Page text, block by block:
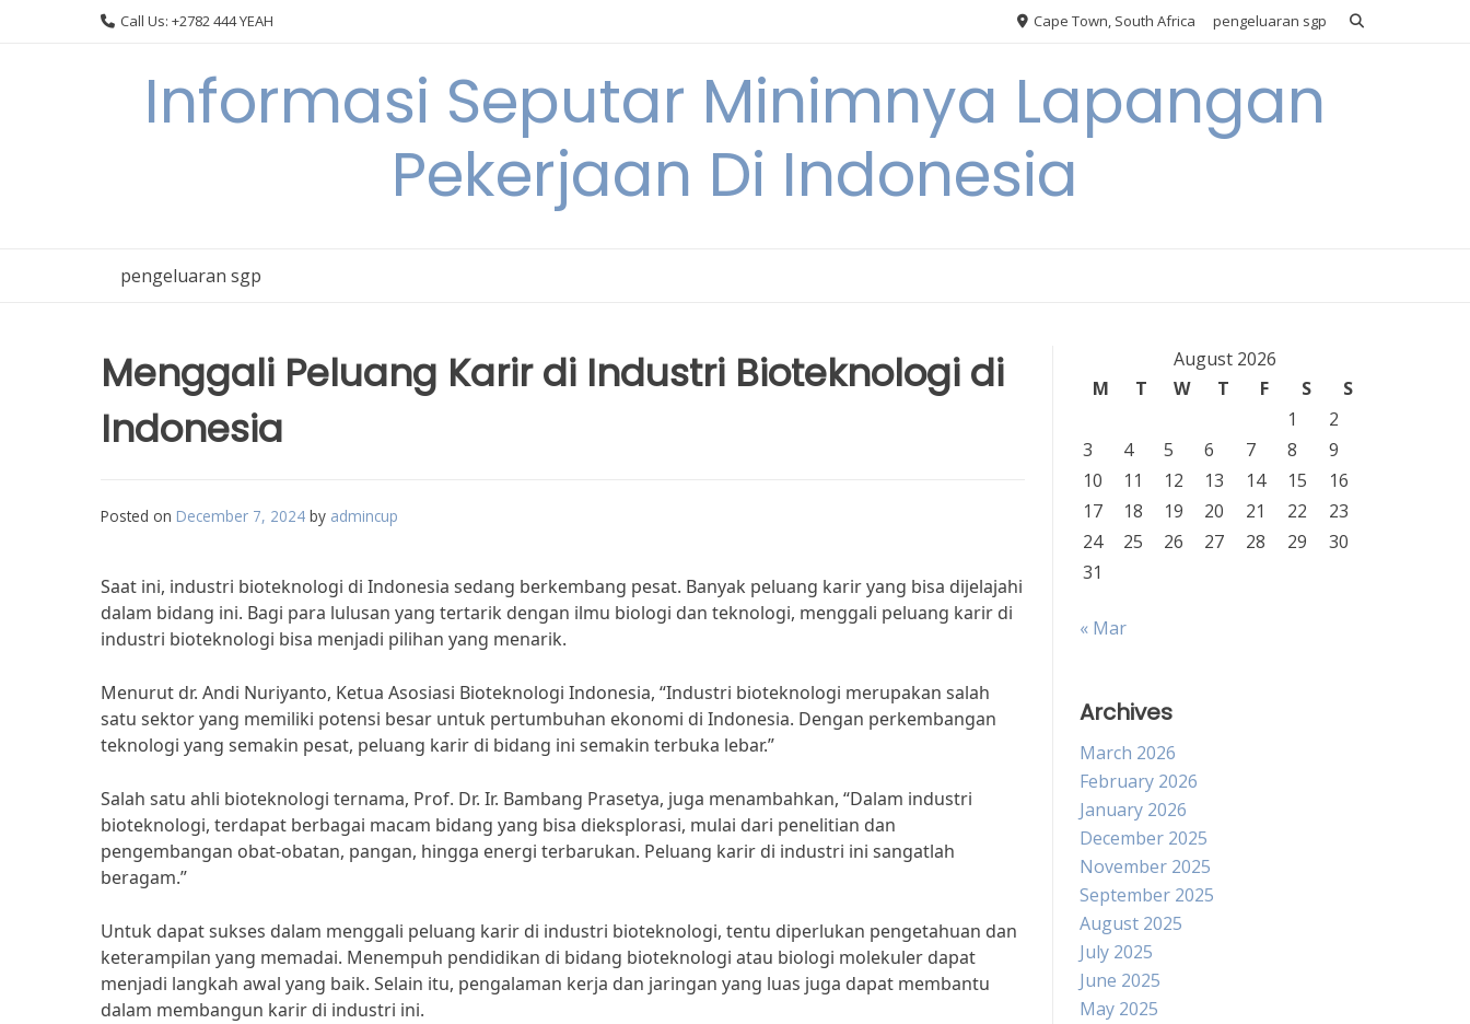
Call Us: +2782 444 YEAH Cape Town, South Africa pengeluaran sgp
Informasi Seputar Minimnya Lapangan
Pekerjaan Di Indonesia
pengeluaran sgp
Menggali Peluang Karir di Industri Bioteknologi di
Indonesia
Posted on December 7, 2024 by admincup
Saat ini, industri bioteknologi di Indonesia sedang berkembang pesat. Banyak peluang karir yang bisa dijelajahi
dalam bidang ini. Bagi para lulusan yang tertarik dengan ilmu biologi dan teknologi, menggali peluang karir di
industri bioteknologi bisa menjadi pilihan yang menarik.
Menurut dr. Andi Nuriyanto, Ketua Asosiasi Bioteknologi Indonesia, “Industri bioteknologi merupakan salah
satu sektor yang memiliki potensi besar untuk pertumbuhan ekonomi di Indonesia. Dengan perkembangan
teknologi yang semakin pesat, peluang karir di bidang ini semakin terbuka lebar.”
Salah satu ahli bioteknologi ternama, Prof. Dr. Ir. Bambang Prasetya, juga menambahkan, “Dalam industri
bioteknologi, terdapat berbagai macam bidang yang bisa dieksplorasi, mulai dari penelitian dan
pengembangan obat-obatan, pangan, hingga energi terbarukan. Peluang karir di industri ini sangatlah
beragam.”
Untuk dapat sukses dalam menggali peluang karir di industri bioteknologi, tentu diperlukan pengetahuan dan
keterampilan yang memadai. Menempuh pendidikan di bidang bioteknologi atau biologi molekuler dapat
menjadi langkah awal yang baik. Selain itu, pengalaman kerja dan jaringan yang luas juga dapat membantu
dalam membangun karir di industri ini.
August 2026
M
T W T F S
S
1
2
3
4 5 6 7 8
9
10
11 12 13 14 15
16
17
18 19 20 21 22
23
24
25 26 27 28 29
30
31
« Mar
Archives
March 2026
February 2026
January 2026
December 2025
November 2025
September 2025
August 2025
July 2025
June 2025
May 2025